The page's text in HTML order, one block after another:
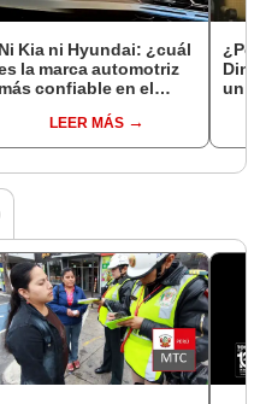
Ni Kia ni Hyundai: ¿cuál
la marca automotriz
más confiable en el
LEER MÁS
¿Por
Dina
un